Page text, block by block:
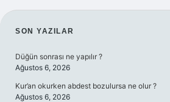
SIDEBAR
SON YAZILAR
Düğün sonrası ne yapılır ?
Ağustos 6, 2026
Kur’an okurken abdest bozulursa ne olur ?
Ağustos 6, 2026